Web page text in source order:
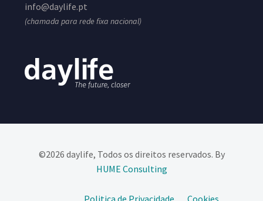
info@daylife.pt
(chamada para rede fixa nacional)
©2026 daylife, Todos os direitos reservados. By
HUME Consulting​